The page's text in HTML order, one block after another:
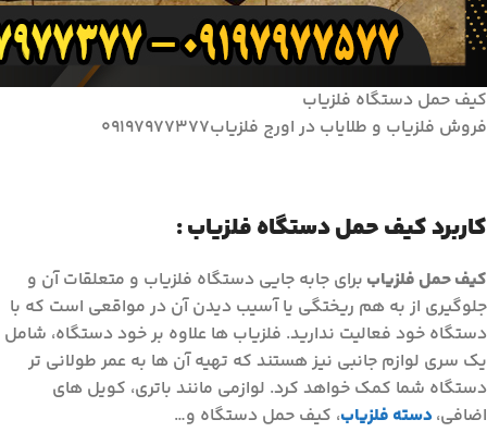
کیف حمل دستگاه فلزیاب
فروش فلزیاب و طلایاب در اورج فلزیاب۰۹۱۹۷۹۷۷۳۷۷
کاربرد کیف حمل دستگاه فلزیاب :
کیف حمل فلزیاب برای جابه جایی دستگاه فلزیاب و متعلقات آن و
جلوگیری از به هم ریختگی یا آسیب دیدن آن در مواقعی است که با
دستگاه خود فعالیت ندارید. فلزیاب ها علاوه بر خود دستگاه، شامل
یک سری لوازم جانبی نیز هستند که تهیه آن ها به عمر طولانی تر
دستگاه شما کمک خواهد کرد. لوازمی مانند باتری، کویل های
اضافی،دسته فلزیاب، کیف حمل دستگاه و…